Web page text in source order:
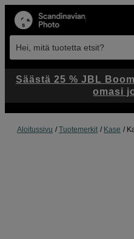
Hei, mitä tuotetta etsit?
Aloitussivu Tuotemerkit Kase
Säästä 25 % JBL
omasi